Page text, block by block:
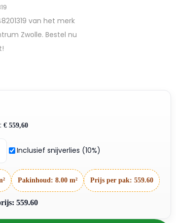
van het merk
Zwolle. Bestel nu
€ 559,60
Inclusief snijverlies (10%)
Pakinhoud:8.00 m² Prijs per pak:559.60
559.60